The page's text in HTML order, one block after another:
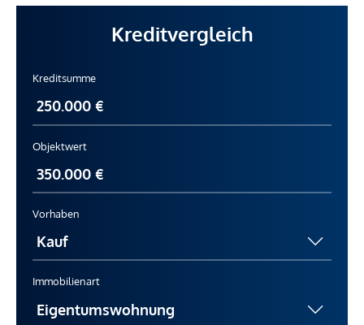
Kreditvergleich
Kreditsumme
Objektwert
Vorhaben
Immobilienart